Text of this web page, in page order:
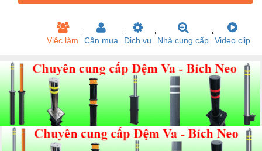
Việc làm Cần mua Dịch vụ Nhà cung cấp Video clip